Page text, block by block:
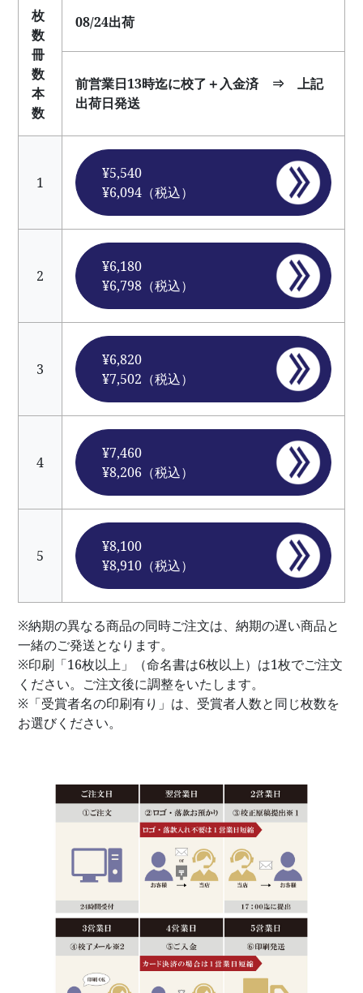
枚
数
冊
数
本
数
08/24出荷
前営業日13時迄に校了＋入金済 ⇒ 上記
出荷日発送
1
¥5,540
¥6,094（税込）
2
¥6,180
¥6,798（税込）
3
¥6,820
¥7,502（税込）
4
¥7,460
¥8,206（税込）
5
¥8,100
¥8,910（税込）
※納期の異なる商品の同時ご注文は、納期の遅い商品と
一緒のご発送となります。
※印刷「16枚以上」（命名書は6枚以上）は1枚でご注文
ください。ご注文後に調整をいたします。
※「受賞者名の印刷有り」は、受賞者人数と同じ枚数を
お選びください。